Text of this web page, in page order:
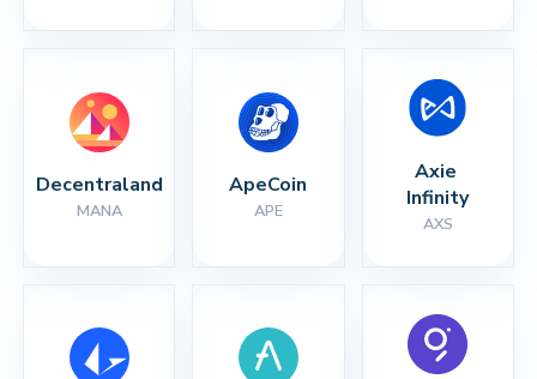
Decentraland
MANA
ApeCoin
APE
Axie
Infinity
AXS